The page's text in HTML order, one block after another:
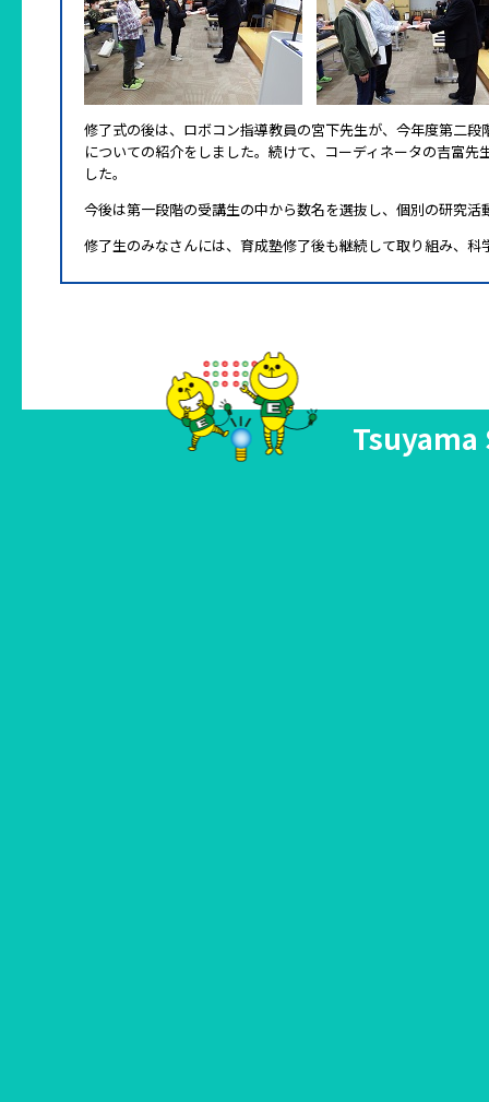
修了式の後は、ロボコン指導教員の宮下先生が、今年度第二
についての紹介をしました。続けて、コーディネータの吉富
した。
今後は第一段階の受講生の中から数名を選抜し、個別の研究
修了生のみなさんには、育成塾修了後も継続して取り組み、
Tsuyama